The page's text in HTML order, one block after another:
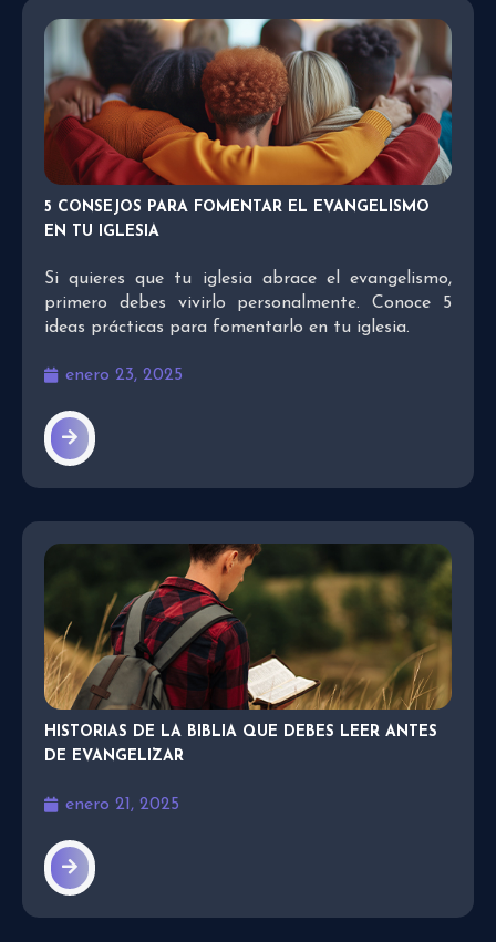
5 CONSEJOS PARA FOMENTAR EL EVANGELISMO
EN TU IGLESIA
Si quieres que tu iglesia abrace el evangelismo,
primero debes vivirlo personalmente. Conoce 5
ideas prácticas para fomentarlo en tu iglesia.
enero 23, 2025
HISTORIAS DE LA BIBLIA QUE DEBES LEER ANTES
DE EVANGELIZAR
enero 21, 2025